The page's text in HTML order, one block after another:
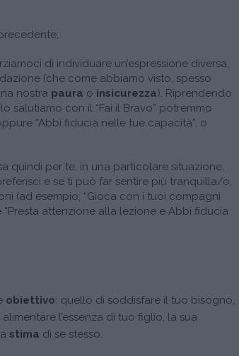
di individuare un’espressione diversa,
(che come abbiamo visto, spesso
nostra paura o insicurezza). Riprendendo
salutiamo con il “Fai il Bravo” potremmo
“Abbi fiducia nelle tue capacità”, o
quindi per te, in una particolare situazione,
e se ti può far sentire più tranquilla/o,
(ad esempio; “Gioca con i tuoi compagni
“Presta attenzione alla lezione e Abbi fiducia
obiettivo: quello di soddisfare il tuo bisogno,
l’essenza di tuo figlio, la sua
stima di se stesso.